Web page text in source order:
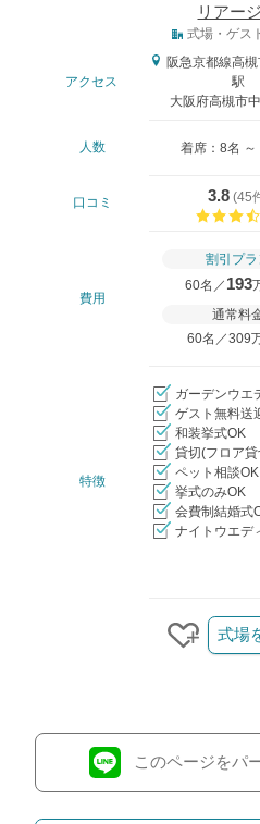
リアー
式場・ゲス
アクセス
阪急京都線高
駅
大阪府高槻市
人数 着席：8名 ～
口コミ 3.8(45
費用
割引プラ
60名／ 193
通常料
60名／309
特徴
ガーデンウエ
ゲスト無料送
和装挙式OK
貸切(フロア
ペット相談OK
挙式のみOK
会費制結婚式
ナイトウエデ
クリッ
式場
このページをパ